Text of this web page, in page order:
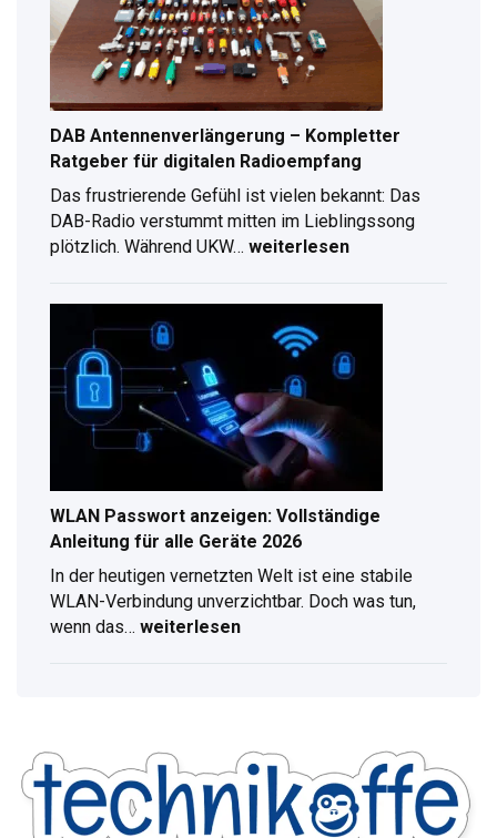
Anleitung
für
2026
DAB Antennenverlängerung – Kompletter
Ratgeber für digitalen Radioempfang
Das frustrierende Gefühl ist vielen bekannt: Das
DAB-Radio verstummt mitten im Lieblingssong
plötzlich. Während UKW…
Kompletter
Ratgeber
für
digitalen
Radioempfang
weiterlesen
WLAN Passwort anzeigen: Vollständige
Anleitung für alle Geräte 2026
In der heutigen vernetzten Welt ist eine stabile
WLAN-Verbindung unverzichtbar. Doch was tun,
wenn das…
für
alle
Geräte
2026
weiterlesen